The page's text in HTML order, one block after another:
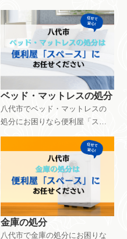
5,500円～で対応できます。サイ
ズや搬出環境などによって料金
設定は異なります。ご相談・見
積もりは無料です。お気軽にお
問い合わせください。
ベッド・マットレスの処分
八代市でベッド・マットレスの
処分にお困りなら便利屋「スペ
ド・マットレスの処分は8,800円
～で対応できます。大きさや作
業環境、ご依頼内容などによっ
て料金設定が異なります。ご相
軽にお問い合わせください。
金庫の処分
八代市で金庫の処分にお困りな